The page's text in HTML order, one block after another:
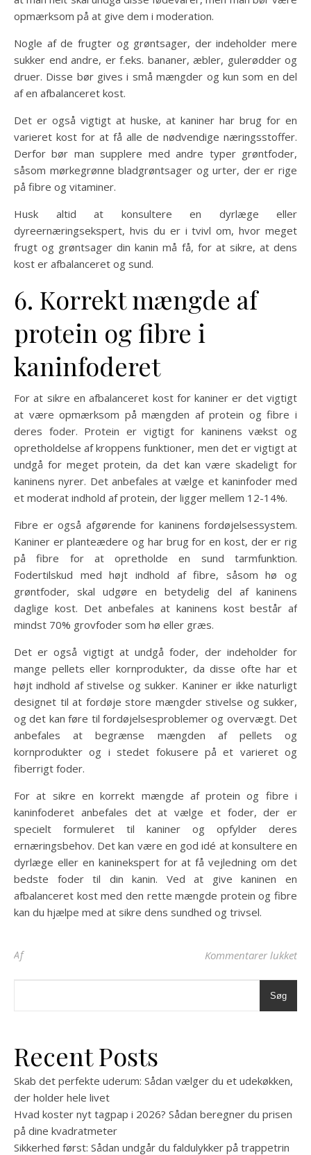
opmærksom på at give dem i moderation.
Nogle af de frugter og grøntsager, der indeholder mere
sukker end andre, er f.eks. bananer, æbler, gulerødder og
druer. Disse bør gives i små mængder og kun som en del
af en afbalanceret kost.
Det er også vigtigt at huske, at kaniner har brug for en
varieret kost for at få alle de nødvendige næringsstoffer.
Derfor bør man supplere med andre typer grøntfoder,
såsom mørkegrønne bladgrøntsager og urter, der er rige
på fibre og vitaminer.
Husk altid at konsultere en dyrlæge eller
dyreernæringsekspert, hvis du er i tvivl om, hvor meget
frugt og grøntsager din kanin må få, for at sikre, at dens
kost er afbalanceret og sund.
6. Korrekt mængde af
protein og fibre i
kaninfoderet
For at sikre en afbalanceret kost for kaniner er det vigtigt
at være opmærksom på mængden af protein og fibre i
deres foder. Protein er vigtigt for kaninens vækst og
opretholdelse af kroppens funktioner, men det er vigtigt at
undgå for meget protein, da det kan være skadeligt for
kaninens nyrer. Det anbefales at vælge et kaninfoder med
et moderat indhold af protein, der ligger mellem 12-14%.
Fibre er også afgørende for kaninens fordøjelsessystem.
Kaniner er planteædere og har brug for en kost, der er rig
på fibre for at opretholde en sund tarmfunktion.
Fodertilskud med højt indhold af fibre, såsom hø og
grøntfoder, skal udgøre en betydelig del af kaninens
daglige kost. Det anbefales at kaninens kost består af
mindst 70% grovfoder som hø eller græs.
Det er også vigtigt at undgå foder, der indeholder for
mange pellets eller kornprodukter, da disse ofte har et
højt indhold af stivelse og sukker. Kaniner er ikke naturligt
designet til at fordøje store mængder stivelse og sukker,
og det kan føre til fordøjelsesproblemer og overvægt. Det
anbefales at begrænse mængden af pellets og
kornprodukter og i stedet fokusere på et varieret og
fiberrigt foder.
For at sikre en korrekt mængde af protein og fibre i
kaninfoderet anbefales det at vælge et foder, der er
specielt formuleret til kaniner og opfylder deres
ernæringsbehov. Det kan være en god idé at konsultere en
dyrlæge eller en kaninekspert for at få vejledning om det
bedste foder til din kanin. Ved at give kaninen en
afbalanceret kost med den rette mængde protein og fibre
kan du hjælpe med at sikre dens sundhed og trivsel.
Af Kommentarer lukkettil
Søg
Recent Posts
Skab det perfekte uderum: Sådan vælger du et udekøkken,
der holder hele livet
Hvad koster nyt tagpap i 2026? Sådan beregner du prisen
på dine kvadratmeter
Sikkerhed først: Sådan undgår du faldulykker på trappetrin